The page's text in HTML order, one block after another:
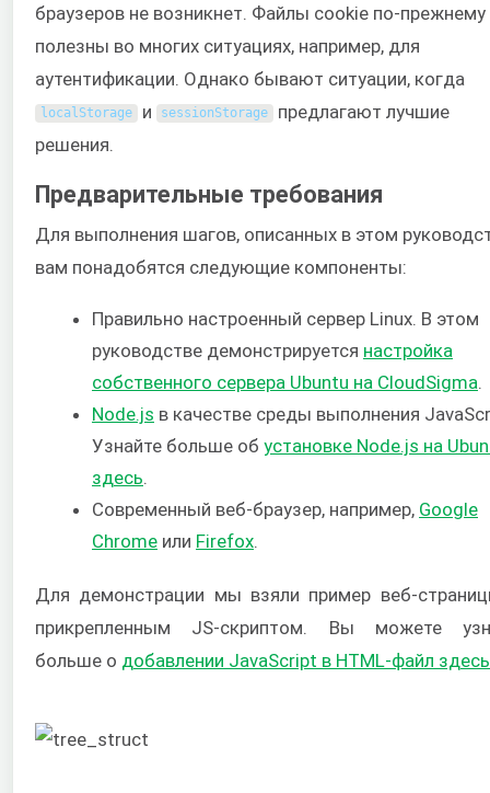
браузеров не возникнет. Файлы cookie по-прежнему
полезны во многих ситуациях, например, для
аутентификации. Однако бывают ситуации, когда
localStorage и sessionStorage
предлагают лучшие
решения.
Предварительные требования
Для выполнения шагов, описанных в этом
вам понадобятся следующие компоненты:
Правильно настроенный сервер Linux. В этом
руководстве демонстрируется настройка
собственного сервера Ubuntu на CloudSigma.
Node.js в качестве среды выполнения
Узнайте больше об установке Node.js на
здесь.
Современный веб-браузер, например, Google
Chrome или Firefox.
Для демонстрации мы взяли пример веб-
прикрепленным JS-скриптом. Вы можете
больше о добавлении JavaScript в HTML-файл здесь